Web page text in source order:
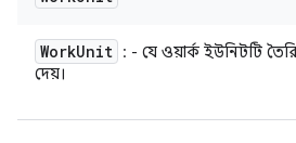
WorkUnit : - যে ওয়ার্ক ইউনিটটি
দেয়।